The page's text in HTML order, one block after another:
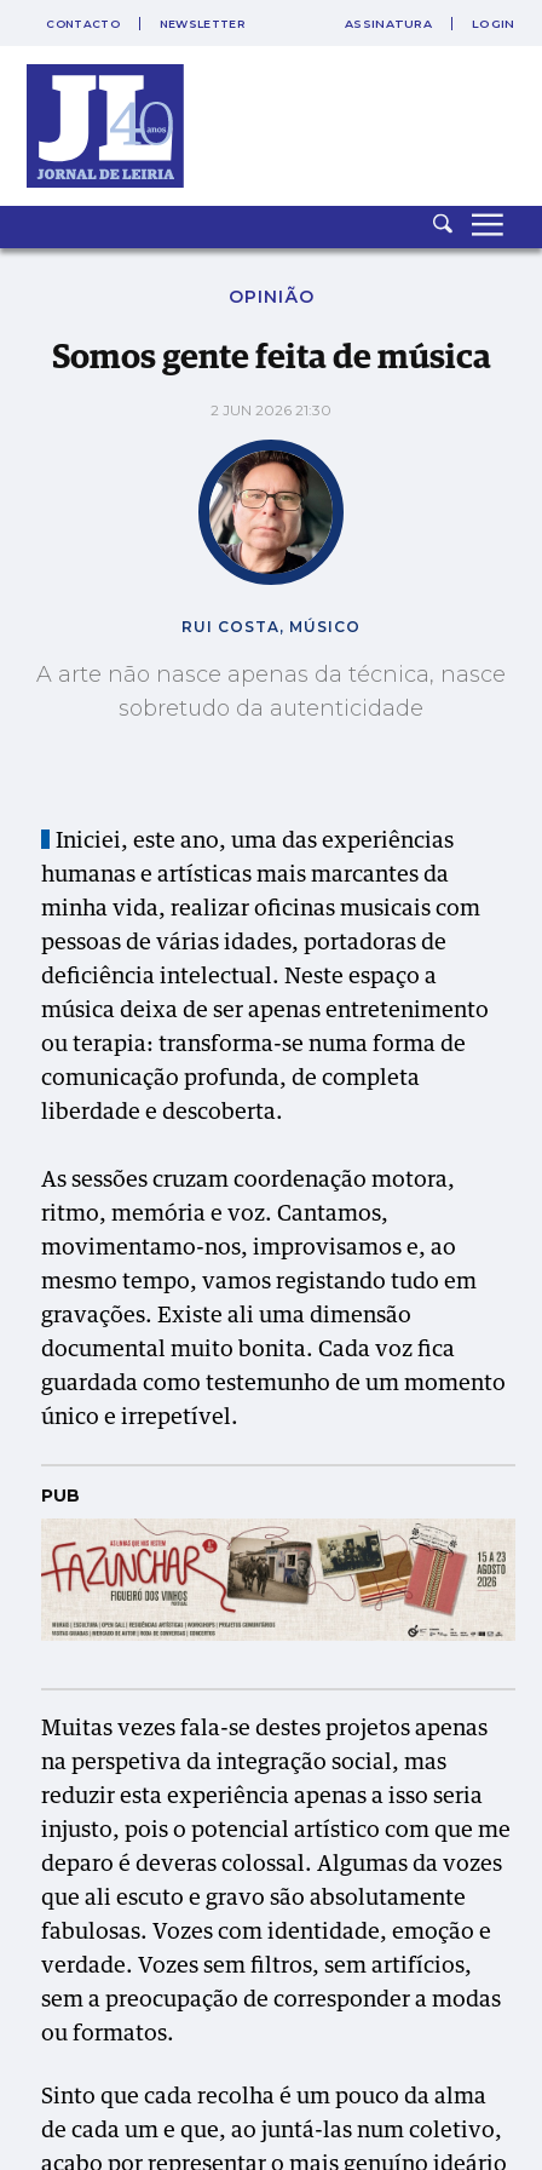
CONTACTO NEWSLETTER ASSINATURA LOGIN
Somos gente feita de música
OPINIÃO
Somos gente feita de música
2 JUN 2026 21:30
RUI COSTA, MÚSICO
A arte não nasce apenas da técnica, nasce
sobretudo da autenticidade
Iniciei, este ano, uma das experiências
humanas e artísticas mais marcantes da
minha vida, realizar oficinas musicais com
pessoas de várias idades, portadoras de
deficiência intelectual. Neste espaço a
música deixa de ser apenas entretenimento
ou terapia: transforma-se numa forma de
comunicação profunda, de completa
liberdade e descoberta.
As sessões cruzam coordenação motora,
ritmo, memória e voz. Cantamos,
movimentamo-nos, improvisamos e, ao
mesmo tempo, vamos registando tudo em
gravações. Existe ali uma dimensão
documental muito bonita. Cada voz fica
guardada como testemunho de um momento
único e irrepetível.
PUB
Muitas vezes fala-se destes projetos apenas
na perspetiva da integração social, mas
reduzir esta experiência apenas a isso seria
injusto, pois o potencial artístico com que me
deparo é deveras colossal. Algumas da vozes
que ali escuto e gravo são absolutamente
fabulosas. Vozes com identidade, emoção e
verdade. Vozes sem filtros, sem artifícios,
sem a preocupação de corresponder a modas
ou formatos.
Sinto que cada recolha é um pouco da alma
de cada um e que, ao juntá-las num coletivo,
acabo por representar o mais genuíno ideário